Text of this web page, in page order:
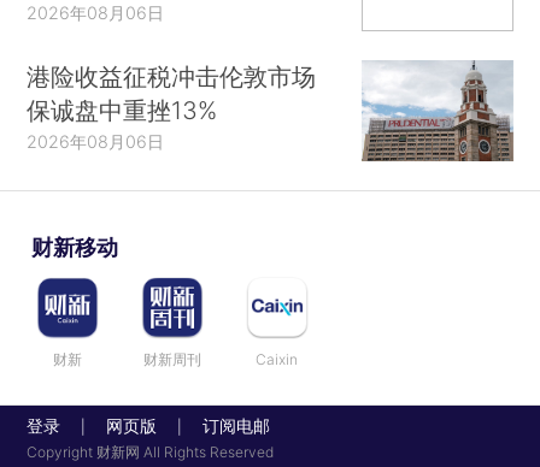
2026年08月06日
港险收益征税冲击伦敦市场
保诚盘中重挫13%
2026年08月06日
财新移动
财新 财新周刊 Caixin
登录 网页版 订阅电邮
Copyright 财新网 All Rights Reserved